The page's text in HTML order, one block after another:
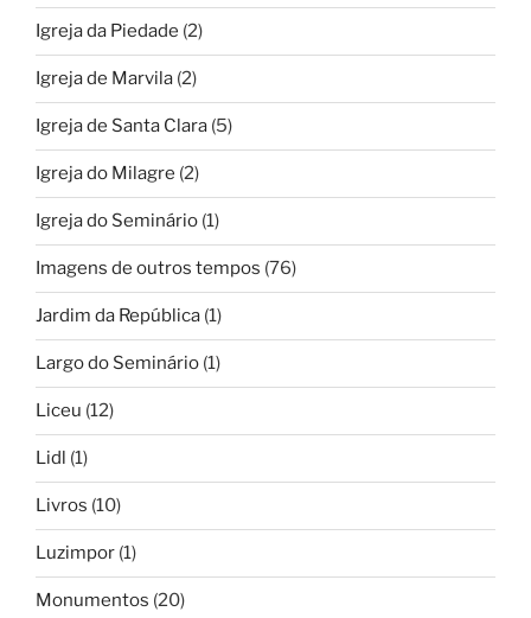
Igreja da Piedade (2)
Igreja de Marvila (2)
Igreja de Santa Clara (5)
Igreja do Milagre (2)
Igreja do Seminário (1)
Imagens de outros tempos (76)
Jardim da República (1)
Largo do Seminário (1)
Liceu (12)
Lidl (1)
Livros (10)
Luzimpor (1)
Monumentos (20)